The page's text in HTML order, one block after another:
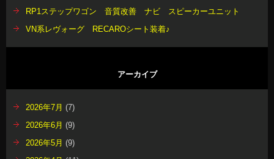
RP1ステップワゴン 音質改善 ナビ スピーカーユニット
VN系レヴォーグ RECAROシート装着♪
アーカイブ
2026年7月 (7)
2026年6月 (9)
2026年5月 (9)